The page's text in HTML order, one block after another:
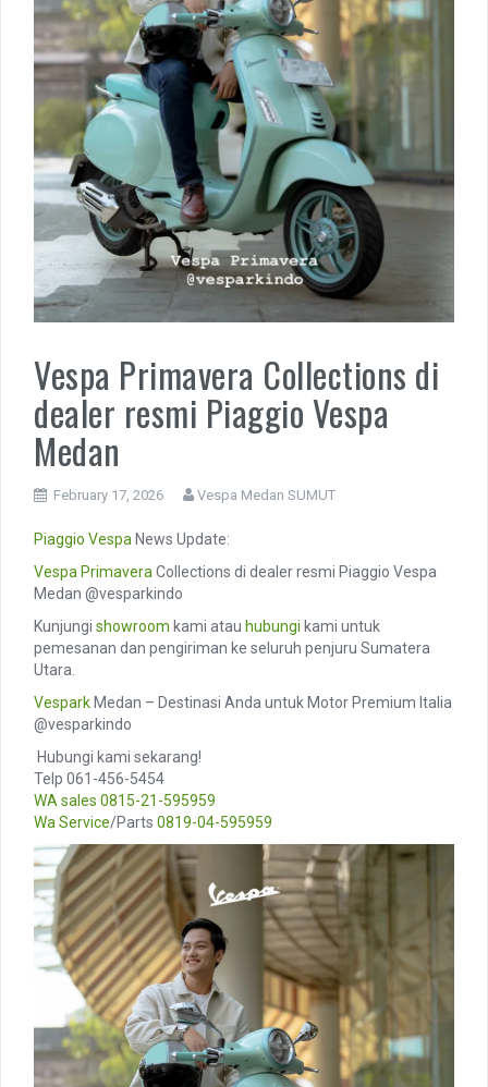
Vespa Primavera Collections di
dealer resmi Piaggio Vespa
Medan
February 17, 2026 Vespa Medan SUMUT
Piaggio Vespa News Update:
Vespa PrimaveraCollections di dealer resmi Piaggio Vespa
Medan @vesparkindo
Kunjungi showroom kami atau hubungi kami untuk
pemesanan dan pengiriman ke seluruh penjuru Sumatera
Utara.
Vespark Medan – Destinasi Anda untuk Motor Premium Italia
@vesparkindo
️ Hubungi kami sekarang!
Telp 061-456-5454
WA sales 0815-21-595959
Wa Service/Parts 0819-04-595959